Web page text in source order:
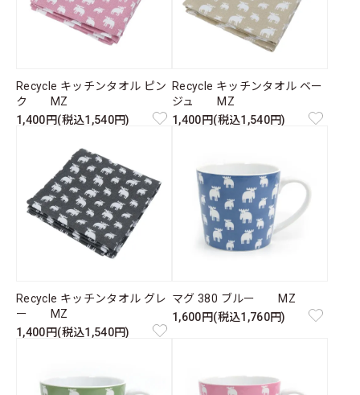
Recycle キッチンタオル ピン
ク MZ
1,400円(税込1,540円)
Recycle キッチンタオル ベー
ジュ MZ
1,400円(税込1,540円)
Recycle キッチンタオル グレ
ー MZ
1,400円(税込1,540円)
マグ 380 ブルー MZ
1,600円(税込1,760円)